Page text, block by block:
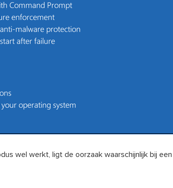
wel werkt, ligt de oorzaak waarschijnlijk bij